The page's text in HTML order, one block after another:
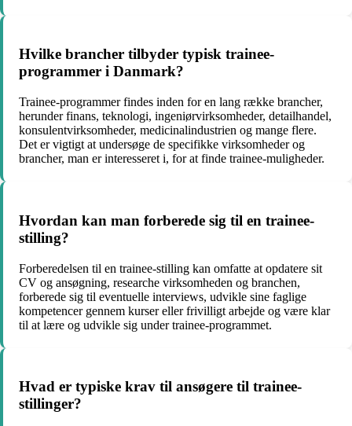
Hvilke brancher tilbyder typisk trainee-
programmer i Danmark?
Trainee-programmer findes inden for en lang række brancher,
herunder finans, teknologi, ingeniørvirksomheder, detailhandel,
konsulentvirksomheder, medicinalindustrien og mange flere.
Det er vigtigt at undersøge de specifikke virksomheder og
brancher, man er interesseret i, for at finde trainee-muligheder.
Hvordan kan man forberede sig til en trainee-
stilling?
Forberedelsen til en trainee-stilling kan omfatte at opdatere sit
CV og ansøgning, researche virksomheden og branchen,
forberede sig til eventuelle interviews, udvikle sine faglige
kompetencer gennem kurser eller frivilligt arbejde og være klar
til at lære og udvikle sig under trainee-programmet.
Hvad er typiske krav til ansøgere til trainee-
stillinger?